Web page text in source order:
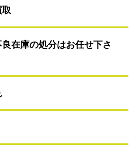
在庫の処分はお任せ下さ